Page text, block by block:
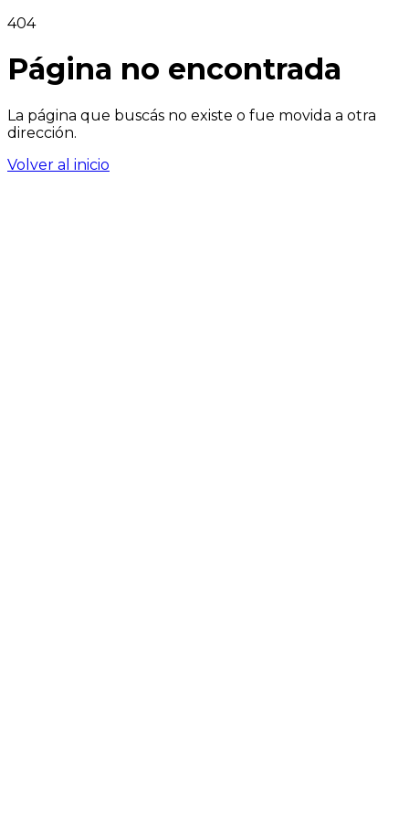
404
Página no encontrada
La página que buscás no existe o fue movida a otra
dirección.
Volver al inicio